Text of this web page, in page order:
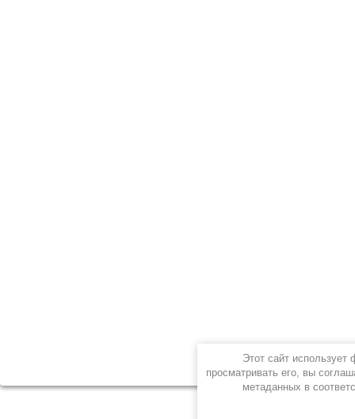
Этот сайт
просматривать его, вы
метаданных в